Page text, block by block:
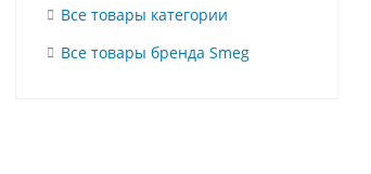
Все товары категории
Все товары бренда Smeg